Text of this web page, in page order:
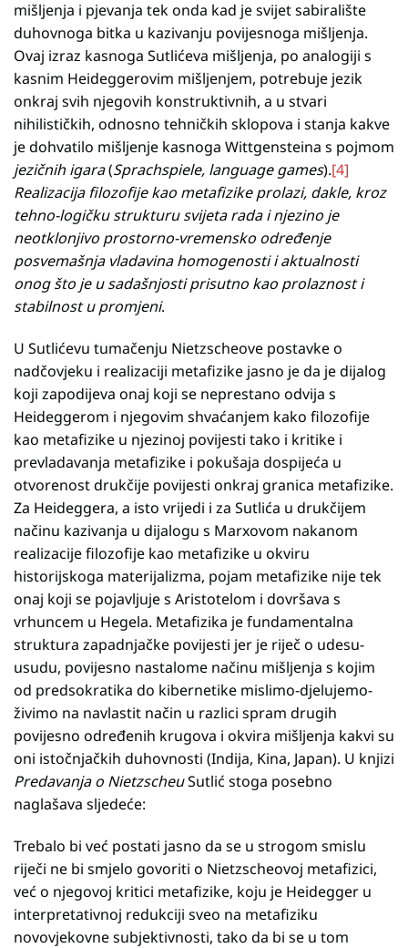
mišljenja i pjevanja tek onda kad je svijet sabiralište
duhovnoga bitka u kazivanju povijesnoga mišljenja.
Ovaj izraz kasnoga Sutlićeva mišljenja, po analogiji s
kasnim Heideggerovim mišljenjem, potrebuje jezik
onkraj svih njegovih konstruktivnih, a u stvari
nihilističkih, odnosno tehničkih sklopova i stanja kakve
je dohvatilo mišljenje kasnoga Wittgensteina s pojmom
jezičnih igara(Sprachspiele, language games).[4]
Realizacija filozofije kao metafizike prolazi, dakle, kroz
tehno-logičku strukturu svijeta rada i njezino je
neotklonjivo prostorno-vremensko određenje
posvemašnja vladavina homogenosti i aktualnosti
onog što je u sadašnjosti prisutno kao prolaznost i
stabilnost u promjeni.
U Sutlićevu tumačenju Nietzscheove postavke o
nadčovjeku i realizaciji metafizike jasno je da je dijalog
koji zapodijeva onaj koji se neprestano odvija s
Heideggerom i njegovim shvaćanjem kako filozofije
kao metafizike u njezinoj povijesti tako i kritike i
prevladavanja metafizike i pokušaja dospijeća u
otvorenost drukčije povijesti onkraj granica metafizike.
Za Heideggera, a isto vrijedi i za Sutlića u drukčijem
načinu kazivanja u dijalogu s Marxovom nakanom
realizacije filozofije kao metafizike u okviru
historijskoga materijalizma, pojam metafizike nije tek
onaj koji se pojavljuje s Aristotelom i dovršava s
vrhuncem u Hegela. Metafizika je fundamentalna
struktura zapadnjačke povijesti jer je riječ o udesu-
usudu, povijesno nastalome načinu mišljenja s kojim
od predsokratika do kibernetike mislimo-djelujemo-
živimo na navlastit način u razlici spram drugih
povijesno određenih krugova i okvira mišljenja kakvi su
oni istočnjačkih duhovnosti (Indija, Kina, Japan). U knjizi
Predavanja o NietzscheuSutlić stoga posebno
naglašava sljedeće:
Trebalo bi već postati jasno da se u strogom smislu
riječi ne bi smjelo govoriti o Nietzscheovoj metafizici,
već o njegovoj kritici metafizike, koju je Heidegger u
interpretativnoj redukciji sveo na metafiziku
novovjekovne subjektivnosti, tako da bi se u tom